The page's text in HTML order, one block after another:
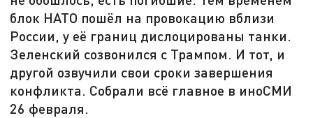
блок НАТО пошёл на провокацию вблизи
России, у её границ дислоцированы танки.
Зеленский созвонился с Трампом. И тот, и
другой озвучили свои сроки завершения
конфликта. Собрали всё главное в иноСМИ
26 февраля.